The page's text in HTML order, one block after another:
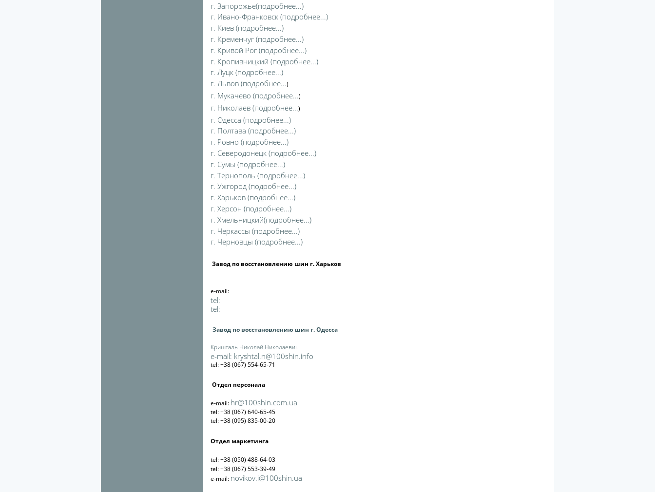
г. Запорожье(подробнее...)
г. Ивано-Франковск (подробнее...)
г. Киев (подробнее...)
г. Кременчуг (подробнее...)
г. Кривой Рог (подробнее...)
г. Кропивницкий (подробнее...)
г. Луцк (подробнее...)
г. Львов (подробнее...)
г. Мукачево (подробнее...)
г. Николаев (подробнее...)
г. Одесса (подробнее...)
г. Полтава (подробнее...)
г. Ровно (подробнее...)
г. Северодонецк (подробнее...)
г. Сумы (подробнее...)
г. Тернополь (подробнее...)
г. Ужгород (подробнее...)
г. Харьков (подробнее...)
г. Херсон (подробнее...)
г. Хмельницкий(подробнее...)
г. Черкассы (подробнее...)
г. Черновцы (подробнее...)
Завод по восстановлению шин г. Харьков
e-mail:
tel:
tel:
Завод по восстановлению шин г. Одесса
Кришталь Николай Николаевич
e-mail: kryshtal.n@100shin.info
tel: +38 (067) 554-65-71
Отдел персонала
e-mail: hr@100shin.com.ua
tel: +38 (067) 640-65-45
tel: +38 (095) 835-00-20
Отдел маркетинга
tel: +38 (050) 488-64-03
tel: +38 (067) 553-39-49
e-mail: novikov.i@100shin.ua